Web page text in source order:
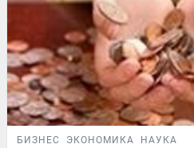
БИЗНЕС ЭКОНОМИКА НАУКА